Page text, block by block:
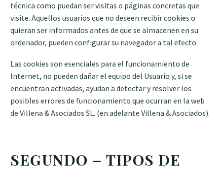
técnica como puedan ser visitas o páginas concretas que
visite. Aquellos usuarios que no deseen recibir cookies o
quieran ser informados antes de que se almacenen en su
ordenador, pueden configurar su navegador a tal efecto.
Las cookies son esenciales para el funcionamiento de
Internet, no pueden dañar el equipo del Usuario y, si se
encuentran activadas, ayudan a detectar y resolver los
posibles errores de funcionamiento que ocurran en la web
de Villena & Asociados SL. (en adelante Villena & Asociados).
SEGUNDO – TIPOS DE